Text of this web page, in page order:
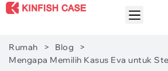
Rumah > Blog
>
Mengapa Memilih Kasus Eva untuk